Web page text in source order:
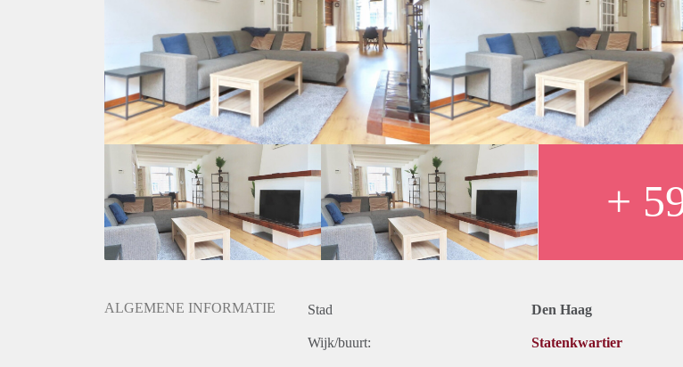
transport. Living at Willem de Zwijgerlaan also means being at walking distance from OPCW, ICTY,
other International institutions as well as the Frederik Hendriklaan shopping street with a wide variety
bars. The French and German school are within 10 minutes distance.
Key aspects
- 4 bedrooms
- Bright living room
- Sunny balcony on the south
- Modern design kitchen
- Modern Bathroom
- Laminate flooring
- Beautiful, original features
- Excellent public transport connections nearby
- Furnished
Rental price: €2200,- excluding utilities
+
ALGEMENE INFORMATIE Stad Den Haag
Wijk/buurt: Statenkwartier